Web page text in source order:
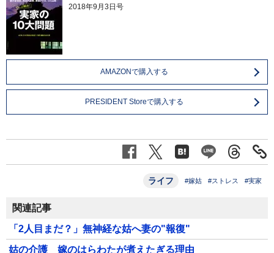
2018年9月3日号
AMAZONで購入する
PRESIDENT Storeで購入する
ライフ #嫁姑 #ストレス #実家
関連記事
「2人目まだ？」無神経な姑へ妻の"報復"
姑の介護 嫁のはらわたが煮えたぎる理由